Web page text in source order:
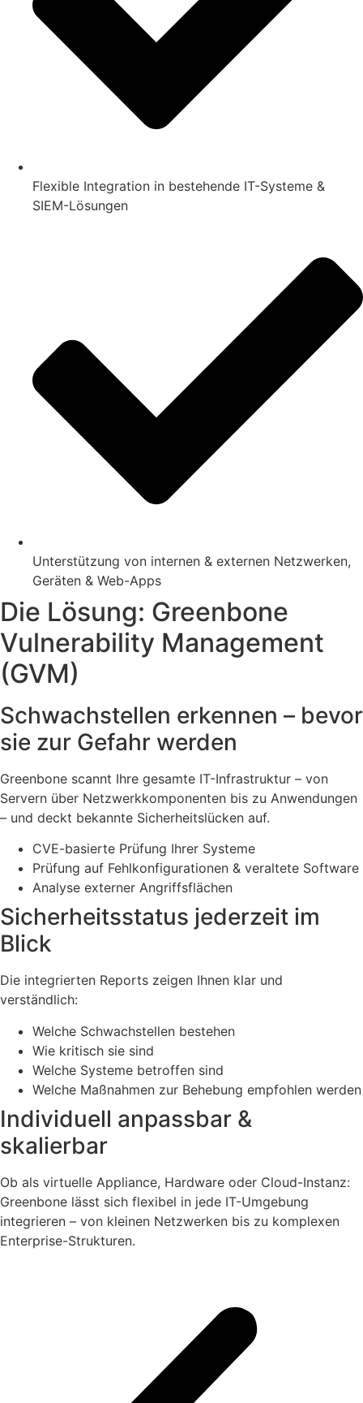
Flexible Integration in bestehende IT-Systeme &
SIEM-Lösungen
Unterstützung von internen & externen Netzwerken,
Geräten & Web-Apps
Die Lösung: Greenbone
Vulnerability Management
(GVM)
Schwachstellen erkennen – bevor
sie zur Gefahr werden
Greenbone scannt Ihre gesamte IT-Infrastruktur – von
Servern über Netzwerkkomponenten bis zu Anwendungen
– und deckt bekannte Sicherheitslücken auf.
CVE-basierte Prüfung Ihrer Systeme
Prüfung auf Fehlkonfigurationen & veraltete Software
Analyse externer Angriffsflächen
Sicherheitsstatus jederzeit im
Blick
Die integrierten Reports zeigen Ihnen klar und
verständlich:
Welche Schwachstellen bestehen
Wie kritisch sie sind
Welche Systeme betroffen sind
Welche Maßnahmen zur Behebung empfohlen werden
Individuell anpassbar &
skalierbar
Ob als virtuelle Appliance, Hardware oder Cloud-Instanz:
Greenbone lässt sich flexibel in jede IT-Umgebung
integrieren – von kleinen Netzwerken bis zu komplexen
Enterprise-Strukturen.